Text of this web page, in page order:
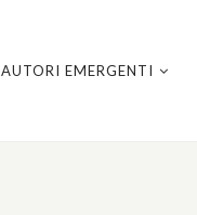
AUTORI EMERGENTI